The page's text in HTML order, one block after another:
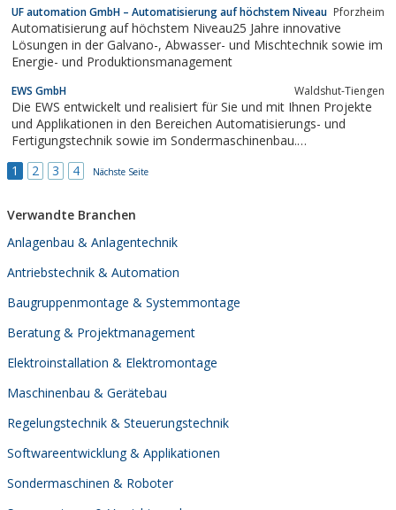
UF automation GmbH – Automatisierung auf höchstem Niveau Pforzheim
Automatisierung auf höchstem Niveau25 Jahre innovative
Lösungen in der Galvano-, Abwasser- und Mischtechnik sowie im
Energie- und Produktionsmanagement
EWS GmbH Waldshut-Tiengen
Die EWS entwickelt und realisiert für Sie und mit Ihnen Projekte
und Applikationen in den Bereichen Automatisierungs- und
Fertigungstechnik sowie im Sondermaschinenbau.
die Herstellung von Sonderbauteilen in kleineren Stückzahlen
1 2 3 4 Nächste Seite
Verwandte Branchen
Anlagenbau & Anlagentechnik
Antriebstechnik & Automation
Baugruppenmontage & Systemmontage
Beratung & Projektmanagement
Elektroinstallation & Elektromontage
Maschinenbau & Gerätebau
Regelungstechnik & Steuerungstechnik
Softwareentwicklung & Applikationen
Sondermaschinen & Roboter